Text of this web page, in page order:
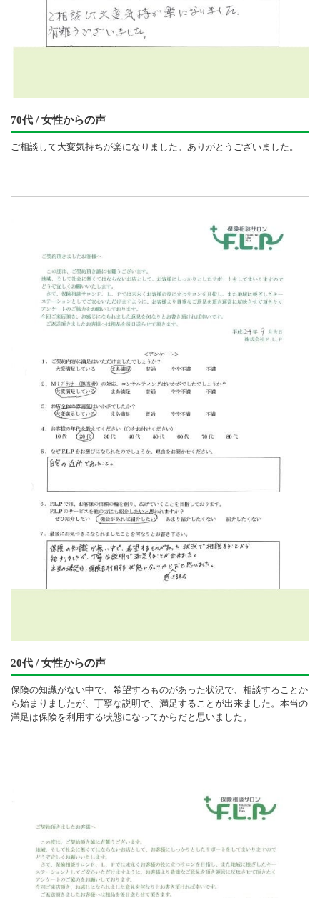
70代 / 女性からの声
ご相談して大変気持ちが楽になりました。ありがとうございました。
20代 / 女性からの声
保険の知識がない中で、希望するものがあった状況で、相談することか
ら始まりましたが、丁寧な説明で、満足することが出来ました。本当の
満足は保険を利用する状態になってからだと思いました。